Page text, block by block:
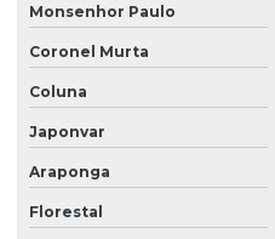
Monsenhor Paulo
Coronel Murta
Coluna
Japonvar
Araponga
Florestal